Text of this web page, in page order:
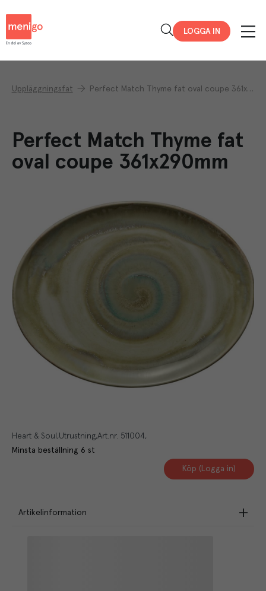
LOGGA IN
Uppläggningsfat Perfect Match Thyme fat oval coupe 361x290mm
Perfect Match Thyme fat
oval coupe 361x290mm
Heart & Soul Utrustning Art.nr. 511004
Minsta beställning 6 st
Köp (Logga in)
Artikelinformation